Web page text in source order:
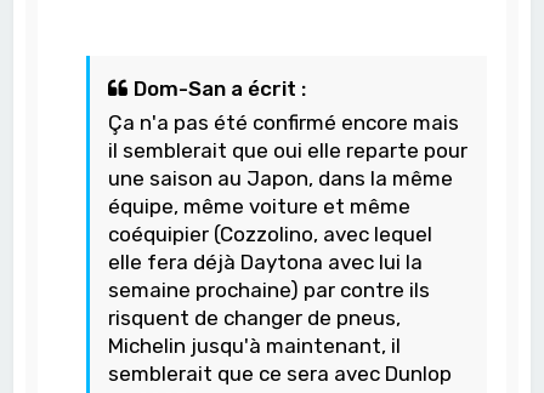
Dom-San a écrit :
Ça n'a pas été confirmé encore mais
il semblerait que oui elle reparte pour
une saison au Japon, dans la même
équipe, même voiture et même
coéquipier (Cozzolino, avec lequel
elle fera déjà Daytona avec lui la
semaine prochaine) par contre ils
risquent de changer de pneus,
Michelin jusqu'à maintenant, il
semblerait que ce sera avec Dunlop